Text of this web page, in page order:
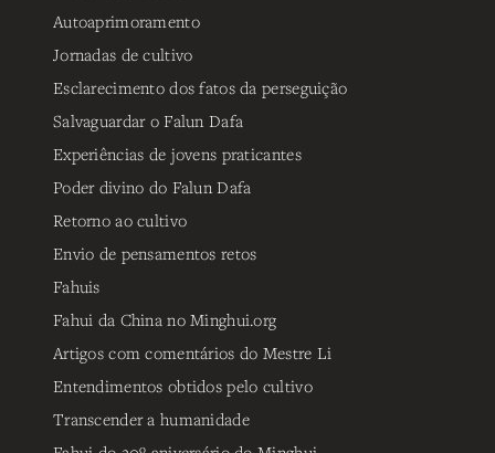
Autoaprimoramento
Jornadas de cultivo
Esclarecimento dos fatos da perseguição
Salvaguardar o Falun Dafa
Experiências de jovens praticantes
Poder divino do Falun Dafa
Retorno ao cultivo
Envio de pensamentos retos
Fahuis
Fahui da China no Minghui.org
Artigos com comentários do Mestre Li
Entendimentos obtidos pelo cultivo
Transcender a humanidade